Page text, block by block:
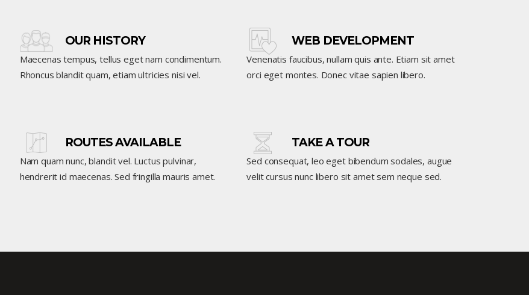
OUR HISTORY
Maecenas tempus, tellus eget nam condimentum.
Rhoncus blandit quam, etiam ultricies nisi vel.
WEB DEVELOPMENT
Venenatis faucibus, nullam quis ante. Etiam sit amet
orci eget montes. Donec vitae sapien libero.
ROUTES AVAILABLE
Nam quam nunc, blandit vel. Luctus pulvinar,
hendrerit id maecenas. Sed fringilla mauris amet.
TAKE A TOUR
Sed consequat, leo eget bibendum sodales, augue
velit cursus nunc libero sit amet sem neque sed.